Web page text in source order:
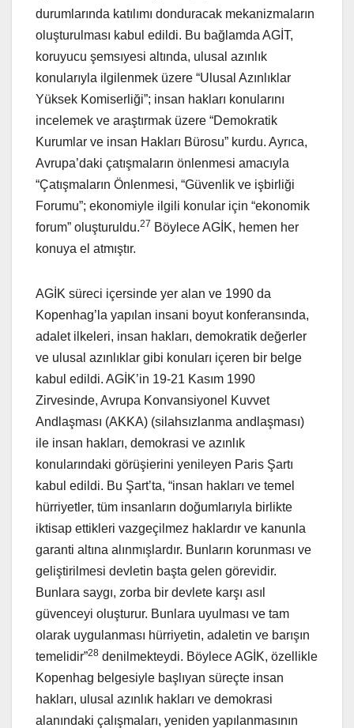
durumlarında katılımı donduracak mekanizmaların
oluşturulması kabul edildi. Bu bağlamda AGİT,
koruyucu şemsıyesi altında, ulusal azınlık
konularıyla ilgilenmek üzere “Ulusal Azınlıklar
Yüksek Komiserliği”; insan hakları konularını
incelemek ve araştırmak üzere “Demokratik
Kurumlar ve insan Hakları Bürosu” kurdu. Ayrıca,
Avrupa’daki çatışmaların önlenmesi amacıyla
“Çatışmaların Önlenmesi, “Güvenlik ve işbirliği
Forumu”; ekonomiyle ilgili konular için “ekonomik
forum” oluşturuldu.27 Böylece AGİK, hemen her
konuya el atmıştır.
AGİK süreci içersinde yer alan ve 1990 da
Kopenhag’la yapılan insani boyut konferansında,
adalet ilkeleri, insan hakları, demokratik değerler
ve ulusal azınlıklar gibi konuları içeren bir belge
kabul edildi. AGİK’in 19-21 Kasım 1990
Zirvesinde, Avrupa Konvansiyonel Kuvvet
Andlaşması (AKKA) (silahsızlanma andlaşması)
ile insan hakları, demokrasi ve azınlık
konularındaki görüşierini yenileyen Paris Şartı
kabul edildi. Bu Şart’ta, “insan hakları ve temel
hürriyetler, tüm insanların doğumlarıyla birlikte
iktisap ettikleri vazgeçilmez haklardır ve kanunla
garanti altına alınmışlardır. Bunların korunması ve
geliştirilmesi devletin başta gelen görevidir.
Bunlara saygı, zorba bir devlete karşı asıl
güvenceyi oluşturur. Bunlara uyulması ve tam
olarak uygulanması hürriyetin, adaletin ve barışın
temelidir”28 denilmekteydi. Böylece AGİK, özellikle
Kopenhag belgesiyle başlıyan süreçte insan
hakları, ulusal azınlık hakları ve demokrasi
alanındaki çalışmaları, yeniden yapılanmasının